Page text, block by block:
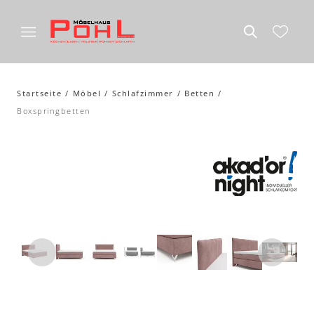
Startseite Möbel Schlafzimmer
Betten
Boxspringbetten